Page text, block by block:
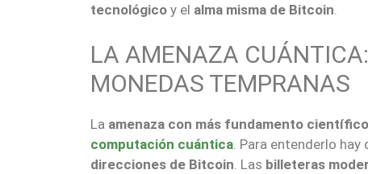
tecnológico y el alma misma de Bitcoin
LA AMENAZA
MONEDAS TEMPRANAS
La amenaza con más fundamento científico
computación cuántica. Para entenderlo
direcciones de Bitcoin. Las billeteras